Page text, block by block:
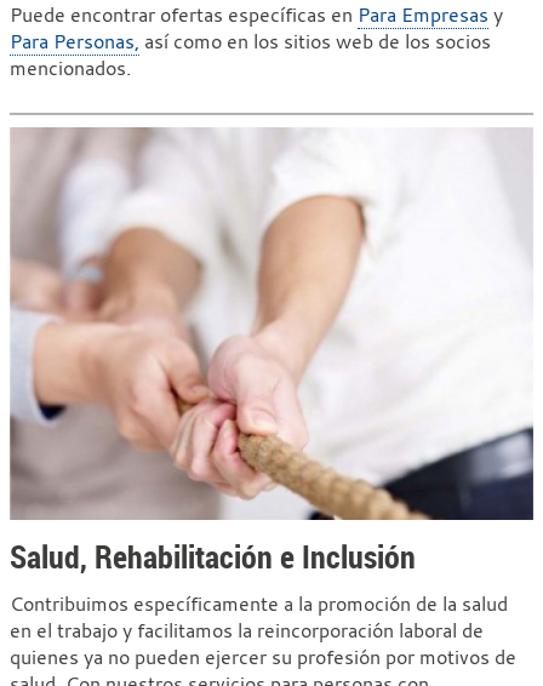
Puede encontrar ofertas específicas en Para Empresas y
Para Personas, así como en los sitios web de los socios
mencionados.
Salud, Rehabilitación e Inclusión
Contribuimos específicamente a la promoción de la salud
en el trabajo y facilitamos la reincorporación laboral de
quienes ya no pueden ejercer su profesión por motivos de